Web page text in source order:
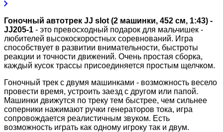
Гоночный автотрек JJ slot (2 машинки, 452 см, 1:43) -
JJ205-1 - это превосходный подарок для мальчишек -
любителей высокоскоростных соревнований. Игра
способствует в развитии внимательности, быстроты
реакции и точности движений. Очень простая сборка,
каждый кусок трассы присоединяется простым щелчком.
Гоночный трек с двумя машинками - возможность весело
провести время, устроить заезд с другом или папой.
Машинки движутся по треку тем быстрее, чем сильнее
соперники нажимают ручки генераторов тока, игра
сопровождается реалистичным звуком. Есть
возможность играть как одному игроку так и двум.